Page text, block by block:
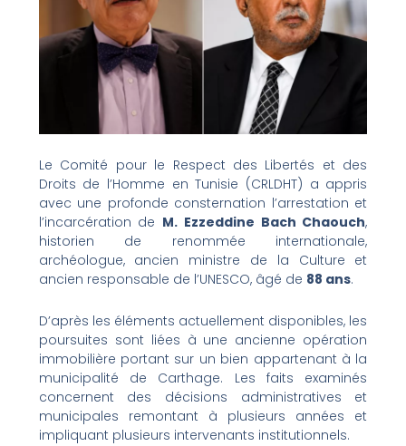
Le Comité pour le Respect des Libertés et des
Droits de l’Homme en Tunisie (CRLDHT) a appris
avec une profonde consternation l’arrestation et
l’incarcération de M. Ezzeddine Bach Chaouch,
historien de renommée internationale,
archéologue, ancien ministre de la Culture et
ancien responsable de l’UNESCO, âgé de 88 ans.
D’après les éléments actuellement disponibles, les
poursuites sont liées à une ancienne opération
immobilière portant sur un bien appartenant à la
municipalité de Carthage. Les faits examinés
concernent des décisions administratives et
municipales remontant à plusieurs années et
impliquant plusieurs intervenants institutionnels.